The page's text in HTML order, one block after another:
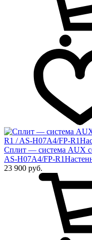
Сплит — система AUX
AS-H07A4/FP-
23 900 руб.